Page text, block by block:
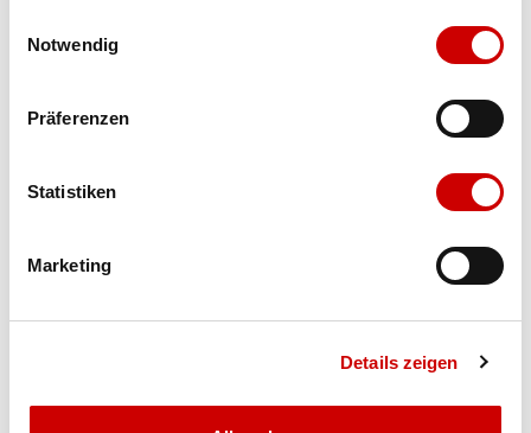
Notwendig
Präferenzen
Statistiken
Marketing
Details zeigen
IN DEN WARENKORB
Bis 17:00 Uhr bestellen: morgen geliefert - ab CHF 50.00